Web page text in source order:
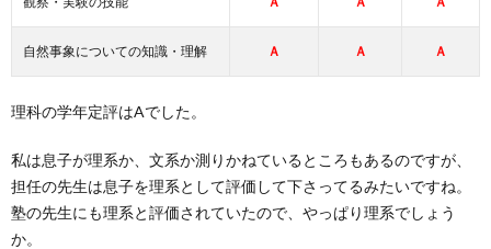
自然事象についての知識・理解 Ａ Ａ Ａ
理科の学年定評はAでした。
私は息子が理系か、文系か測りかねているところもあるのですが、
担任の先生は息子を理系として評価して下さってるみたいですね。
塾の先生にも理系と評価されていたので、やっぱり理系でしょう
か。